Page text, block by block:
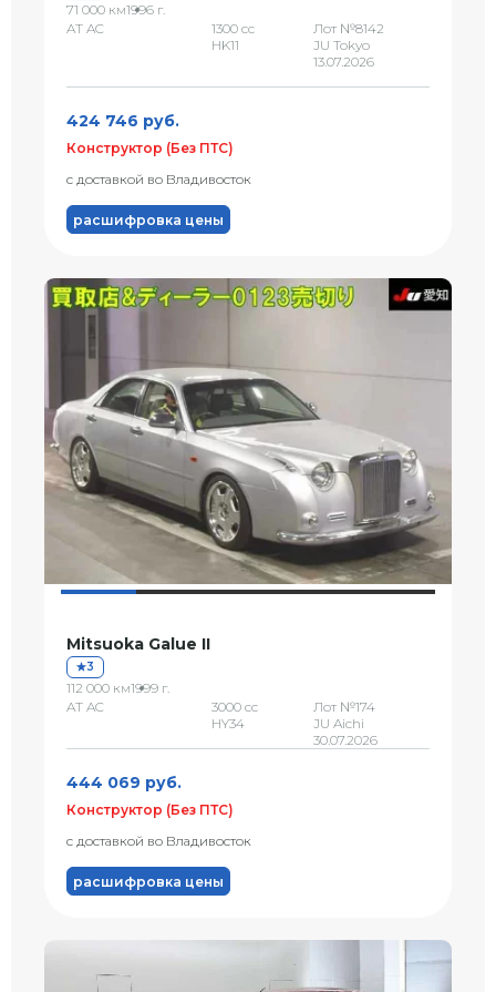
71 000 км1996 г.
AT AC
1300 сс
HK11
Лот №8142
JU Tokyo
13.07.2026
424 746 руб.
Конструктор (Без ПТС)
с доставкой во Владивосток
расшифровка цены
Mitsuoka Galue II
3
112 000 км1999 г.
AT AC
3000 сс
HY34
Лот №174
JU Aichi
30.07.2026
444 069 руб.
Конструктор (Без ПТС)
с доставкой во Владивосток
расшифровка цены